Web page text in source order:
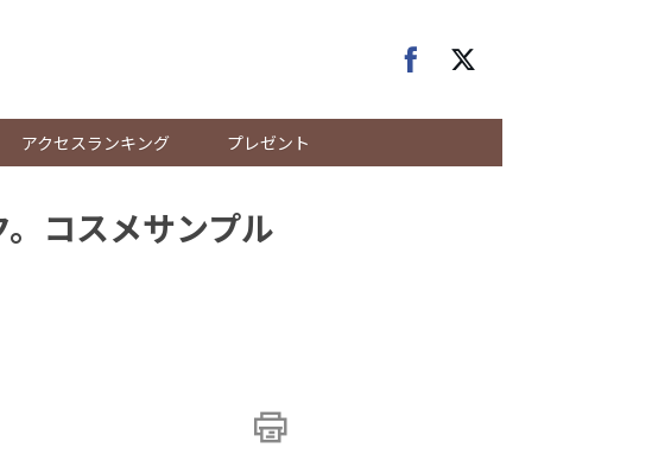
アクセスランキング プレゼント
コスメサンプル